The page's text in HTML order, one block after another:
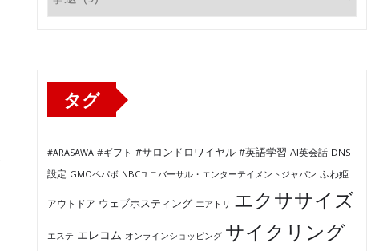
テ
タグ
#ARASAWA #ギフト #サロンドロワイヤル #英語学習 AI英会話 DNS
設定 GMOペパボ NBCユニバーサル・エンターテイメントジャパン ふわ姫
アウトドア ウェブホスティング エアトリ エクササイズ
エステ エレコム オンラインショッピング サイクリング